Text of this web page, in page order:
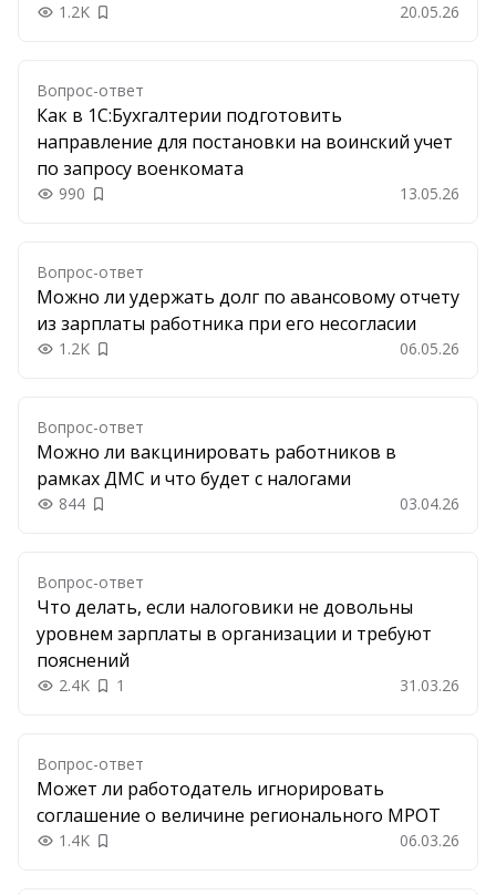
1.2K Добавить в закладки 20.05.26
Вопрос-ответ
Как в 1С:Бухгалтерии подготовить
направление для постановки на воинский учет
по запросу военкомата
990 Добавить в закладки 13.05.26
Вопрос-ответ
Можно ли удержать долг по авансовому отчету
из зарплаты работника при его несогласии
1.2K Добавить в закладки 06.05.26
Вопрос-ответ
Можно ли вакцинировать работников в
рамках ДМС и что будет с налогами
844 Добавить в закладки 03.04.26
Вопрос-ответ
Что делать, если налоговики не довольны
уровнем зарплаты в организации и требуют
пояснений
2.4K 1 31.03.26
Вопрос-ответ
Может ли работодатель игнорировать
соглашение о величине регионального МРОТ
1.4K Добавить в закладки 06.03.26